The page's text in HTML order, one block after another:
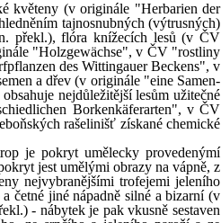
květeny (v originále "Herbarien der
tajnosnubných (výtrusných)
překl.), flóra knížecích lesů (v ČV
"Holzgewächse", v ČV "rostliny
des Wittingauer Beckens", v
a dřev (v originále "eine Samen-
nejdůležitější lesům užitečné
Borkenkäferarten", v ČV
rašelinišť získané chemické
je pokryt umělecky provedenýmí
jest umělými obrazy na vápně, z
nejvybranějšími trofejemi jeleního
četné jiné nápadně silné a bizarní (v
- nábytek je pak vkusně sestaven